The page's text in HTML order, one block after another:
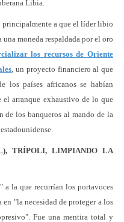
Libia.
principalmente a que el líder libio
moneda respaldada por el oro
los recursos de Oriente
, un proyecto financiero al que
los países africanos se habían
arranque exhaustivo de lo que
de los banqueros al mando de la
TRÍPOLI, LIMPIANDO LA
a la que recurrían los portavoces
en "la necesidad de proteger a los
Fue una mentira total y